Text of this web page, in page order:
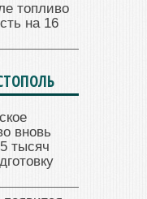
топливо
на 16
вновь
тысяч